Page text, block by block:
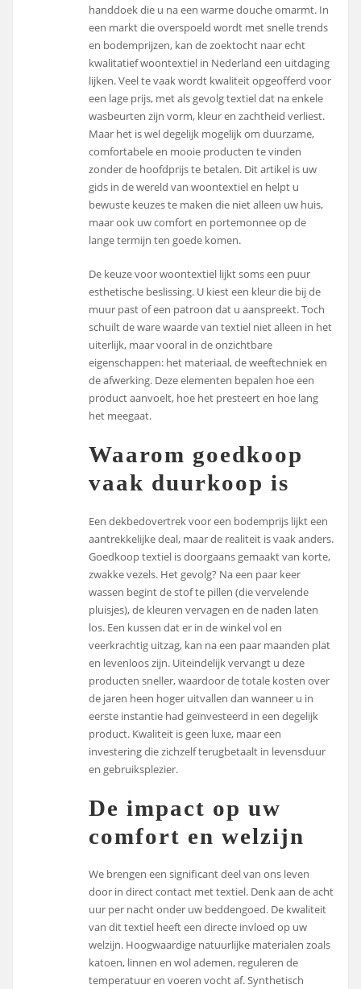
handdoek die u na een warme douche omarmt. In
een markt die overspoeld wordt met snelle trends
en bodemprijzen, kan de zoektocht naar echt
kwalitatief woontextiel in Nederland een uitdaging
lijken. Veel te vaak wordt kwaliteit opgeofferd voor
een lage prijs, met als gevolg textiel dat na enkele
wasbeurten zijn vorm, kleur en zachtheid verliest.
Maar het is wel degelijk mogelijk om duurzame,
comfortabele en mooie producten te vinden
zonder de hoofdprijs te betalen. Dit artikel is uw
gids in de wereld van woontextiel en helpt u
bewuste keuzes te maken die niet alleen uw huis,
maar ook uw comfort en portemonnee op de
lange termijn ten goede komen.
De keuze voor woontextiel lijkt soms een puur
esthetische beslissing. U kiest een kleur die bij de
muur past of een patroon dat u aanspreekt. Toch
schuilt de ware waarde van textiel niet alleen in het
uiterlijk, maar vooral in de onzichtbare
eigenschappen: het materiaal, de weeftechniek en
de afwerking. Deze elementen bepalen hoe een
product aanvoelt, hoe het presteert en hoe lang
het meegaat.
Waarom goedkoop
vaak duurkoop is
Een dekbedovertrek voor een bodemprijs lijkt een
aantrekkelijke deal, maar de realiteit is vaak anders.
Goedkoop textiel is doorgaans gemaakt van korte,
zwakke vezels. Het gevolg? Na een paar keer
wassen begint de stof te pillen (die vervelende
pluisjes), de kleuren vervagen en de naden laten
los. Een kussen dat er in de winkel vol en
veerkrachtig uitzag, kan na een paar maanden plat
en levenloos zijn. Uiteindelijk vervangt u deze
producten sneller, waardoor de totale kosten over
de jaren heen hoger uitvallen dan wanneer u in
eerste instantie had geïnvesteerd in een degelijk
product. Kwaliteit is geen luxe, maar een
investering die zichzelf terugbetaalt in levensduur
en gebruiksplezier.
De impact op uw
comfort en welzijn
We brengen een significant deel van ons leven
door in direct contact met textiel. Denk aan de acht
uur per nacht onder uw beddengoed. De kwaliteit
van dit textiel heeft een directe invloed op uw
welzijn. Hoogwaardige natuurlijke materialen zoals
katoen, linnen en wol ademen, reguleren de
temperatuur en voeren vocht af. Synthetisch